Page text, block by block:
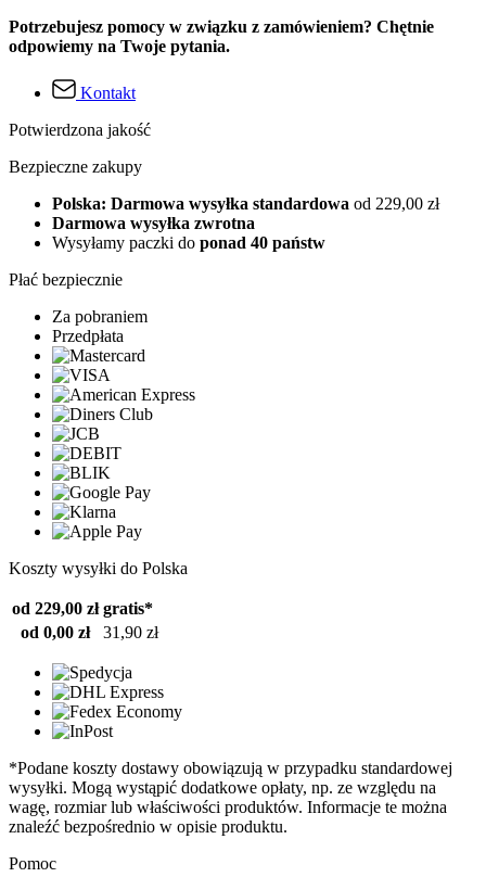
Potrzebujesz pomocy w związku z zamówieniem? Chętnie
odpowiemy na Twoje pytania.
Kontakt
Potwierdzona jakość
Bezpieczne zakupy
Polska: Darmowa wysyłka standardowa od 229,00 zł
Darmowa wysyłka zwrotna
Wysyłamy paczki do ponad 40 państw
Płać bezpiecznie
Za pobraniem
Przedpłata
Koszty wysyłki do Polska
od 229,00 zł gratis*
od 0,00 zł
31,90 zł
*Podane koszty dostawy obowiązują w przypadku standardowej
wysyłki. Mogą wystąpić dodatkowe opłaty, np. ze względu na
wagę, rozmiar lub właściwości produktów. Informacje te można
znaleźć bezpośrednio w opisie produktu.
Pomoc